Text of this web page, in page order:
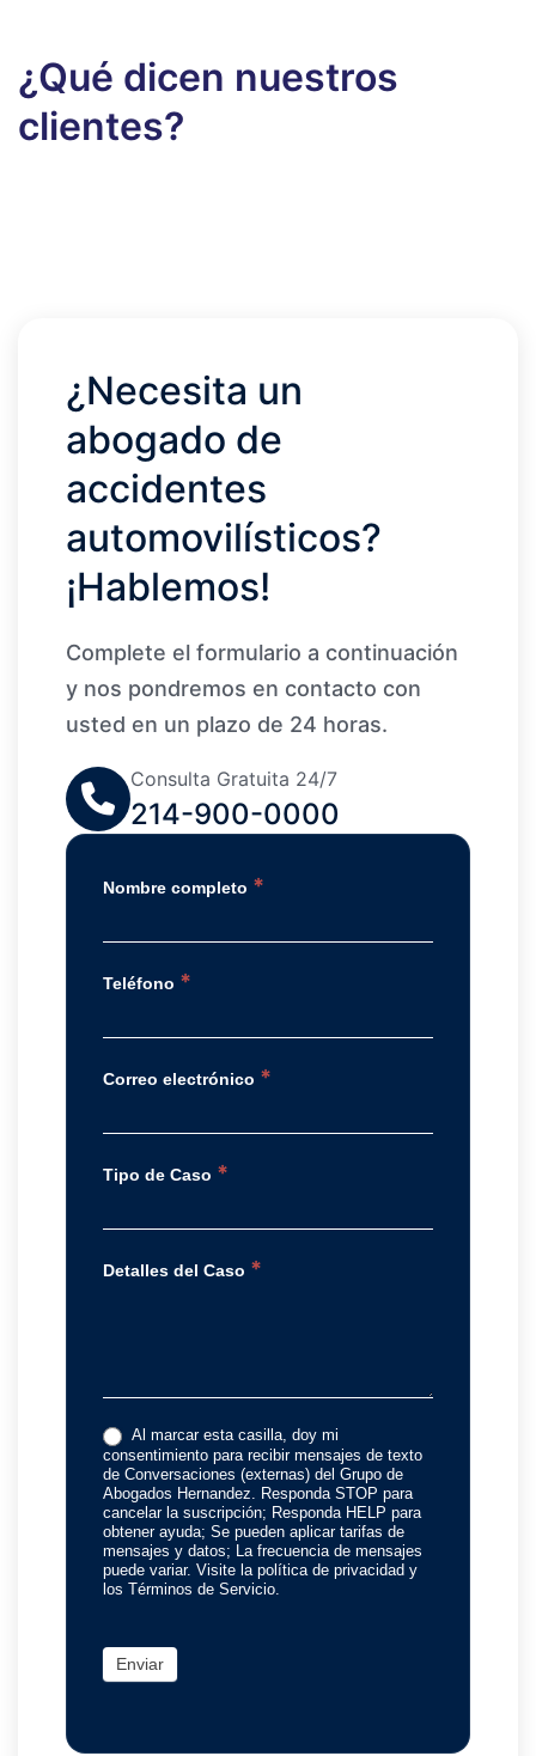
¿Qué dicen nuestros
clientes?
¿Necesita un
abogado de
accidentes
automovilísticos?
¡Hablemos!
Complete el formulario a continuación
y nos pondremos en contacto con
usted en un plazo de 24 horas.
Consulta Gratuita 24/7
214-900-0000
Nombre completo *
Teléfono *
Correo electrónico *
Tipo de Caso *
Detalles del Caso *
Al marcar esta casilla, doy mi
consentimiento para recibir mensajes de texto
de Conversaciones (externas) del Grupo de
Abogados Hernandez. Responda STOP para
cancelar la suscripción; Responda HELP para
obtener ayuda; Se pueden aplicar tarifas de
mensajes y datos; La frecuencia de mensajes
puede variar. Visite la política de privacidad y
los Términos de Servicio.
Enviar